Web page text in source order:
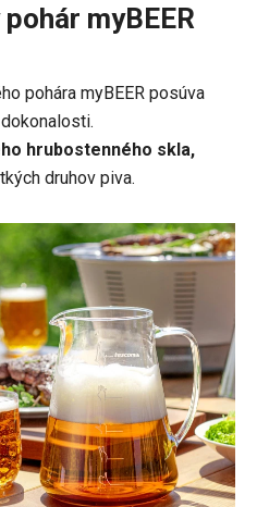
myBEER
pohára myBEER posúva
hrubostenného skla,
druhov piva.